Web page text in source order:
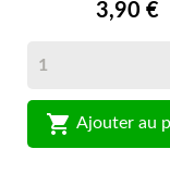
3,90 €
 Ajouter au